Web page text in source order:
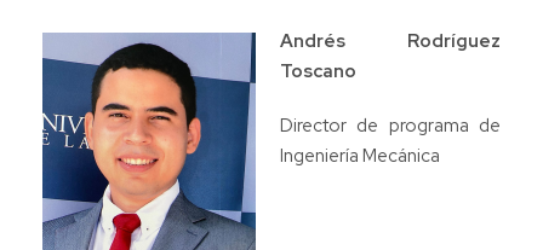
Andrés Rodríguez
Toscano
Director de programa de
Ingeniería Mecánica